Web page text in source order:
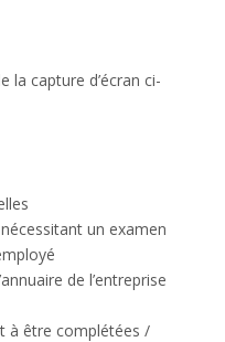
la capture d’écran ci-
un examen
de l’entreprise
à être complétées /